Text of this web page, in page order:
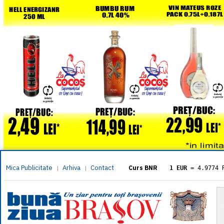
Mica Publicitate | Arhiva | Contact Curs BNR 1 EUR = 4.9774
= 5.8304
1 XAU= 464.4611
1 AED= 1.1933
1 AUD= 2.7957
1 BGN= 2.5449